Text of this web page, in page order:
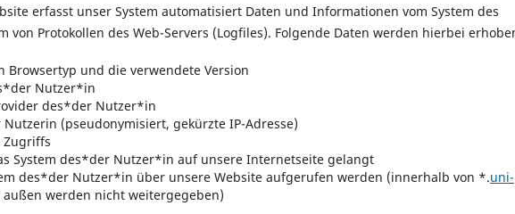
erfasst unser System automatisiert Daten und Informationen vom System des
von Protokollen des Web-Servers (Logfiles). Folgende Daten werden hierbei
und die verwendete Version
Nutzer*in
des*der Nutzer*in
(pseudonymisiert, gekürzte IP-Adresse)
Zugriffs
System des*der Nutzer*in auf unsere Internetseite gelangt
des*der Nutzer*in über unsere Website aufgerufen werden (innerhalb von *.uni-
außen werden nicht weitergegeben)